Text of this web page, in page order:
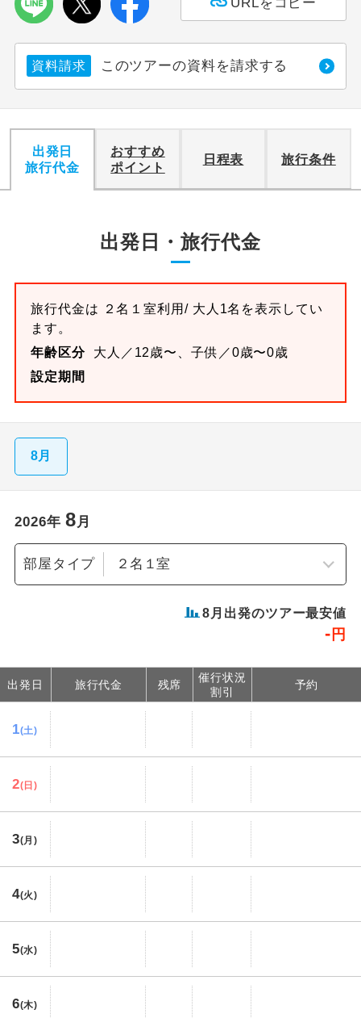
資料請求 このツアーの資料を請求する
出発日
旅行代金
おすすめ
ポイント
日程表 旅行条件
出発日・旅行代金
旅行代金は ２名１室利用/ 大人1名を表示してい
ます。
年齢区分
大人／12歳〜、子供／0歳〜0歳
設定期間
8月
2026年 8月
部屋タイプ
8 月出発のツアー最安値
- 円
出発日 旅行代金 残席
催行状況
割引
予約
1(土)
2(日)
3(月)
4(火)
5(水)
6(木)
ホテル指定
ご紹介するホテルを指定したコースで
おひとり様バ
おひとり様でバス席を2席利⽤できま
す。